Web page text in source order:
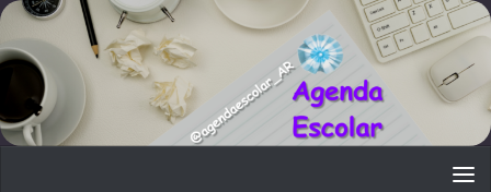
Saltar al contenido